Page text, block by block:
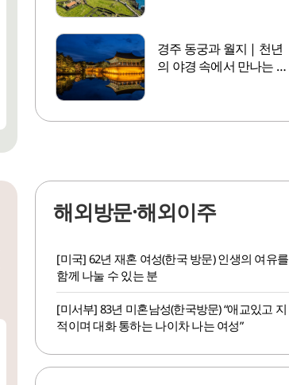
경주 동궁과 월지 | 천년
의 야경 속에서 만나는 인
해외방문·해외이주
[미국] 62년 재혼 여성(한국 방문) 인생의 여유를
함께 나눌 수 있는 분
[미서부] 83년 미혼남성(한국방문) “애교있고 지
적이며 대화 통하는 나이차 나는 여성”